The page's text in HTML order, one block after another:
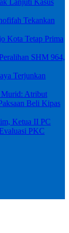
Tekankan
Kota Tetap Prima
SHM 964,
Terjunkan
Murid: Atribut
Beli Kipas
Ketua II PC
PKC